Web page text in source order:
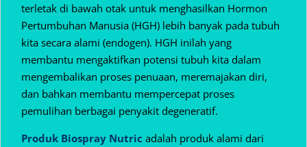
terletak di bawah otak untuk menghasilkan Hormon
Pertumbuhan Manusia (HGH) lebih banyak pada tubuh
kita secara alami (endogen). HGH inilah yang
membantu mengaktifkan potensi tubuh kita dalam
mengembalikan proses penuaan, meremajakan diri,
dan bahkan membantu mempercepat proses
pemulihan berbagai penyakit degeneratif.
Produk Biospray Nutric adalah produk alami dari